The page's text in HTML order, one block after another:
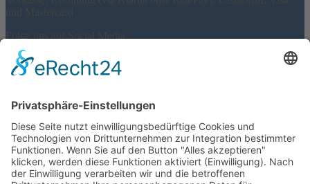
Folge uns auf Social Media
Wir versenden mit